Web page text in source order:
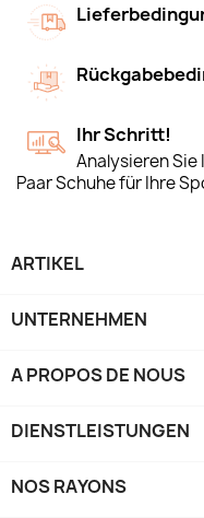
Ihr Schritt!
Analysieren Sie
Paar Schuhe für Ihre
ARTIKEL
UNTERNEHMEN
A PROPOS DE NOUS
DIENSTLEISTUNGEN
NOS RAYONS